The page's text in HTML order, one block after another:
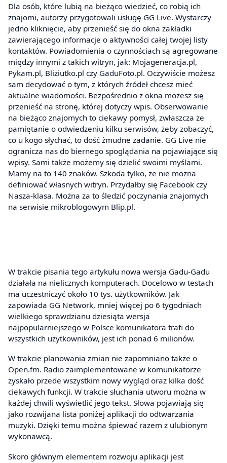
Dla osób, które lubią na bieżąco wiedzieć, co robią ich
znajomi, autorzy przygotowali usługę GG Live. Wystarczy
jedno kliknięcie, aby przenieść się do okna zakładki
zawierającego informacje o aktywności całej twojej listy
kontaktów. Powiadomienia o czynnościach są agregowane
między innymi z takich witryn, jak: Mojageneracja.pl,
Pykam.pl, Bliziutko.pl czy GaduFoto.pl. Oczywiście możesz
sam decydować o tym, z których źródeł chcesz mieć
aktualne wiadomości. Bezpośrednio z okna możesz się
przenieść na stronę, której dotyczy wpis. Obserwowanie
na bieżąco znajomych to ciekawy pomysł, zwłaszcza że
pamiętanie o odwiedzeniu kilku serwisów, żeby zobaczyć,
co u kogo słychać, to dość żmudne zadanie. GG Live nie
ogranicza nas do biernego spoglądania na pojawiające się
wpisy. Sami także możemy się dzielić swoimi myślami.
Mamy na to 140 znaków. Szkoda tylko, że nie można
definiować własnych witryn. Przydałby się Facebook czy
Nasza-klasa. Można za to śledzić poczynania znajomych
na serwisie mikroblogowym Blip.pl.
W trakcie pisania tego artykułu nowa wersja Gadu-Gadu
działała na nielicznych komputerach. Docelowo w testach
ma uczestniczyć około 10 tys. użytkowników. Jak
zapowiada GG Network, mniej więcej po 6 tygodniach
wielkiego sprawdzianu dziesiąta wersja
najpopularniejszego w Polsce komunikatora trafi do
wszystkich użytkowników, jest ich ponad 6 milionów.
W trakcie planowania zmian nie zapomniano także o
Open.fm. Radio zaimplementowane w komunikatorze
zyskało przede wszystkim nowy wygląd oraz kilka dość
ciekawych funkcji. W trakcie słuchania utworu można w
każdej chwili wyświetlić jego tekst. Słowa pojawiają się
jako rozwijana lista poniżej aplikacji do odtwarzania
muzyki. Dzięki temu można śpiewać razem z ulubionym
wykonawcą.
Skoro głównym elementem rozwoju aplikacji jest